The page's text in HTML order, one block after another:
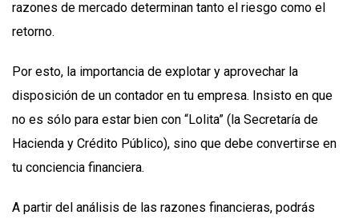
razones de mercado determinan tanto el riesgo como el
retorno.
Por esto, la importancia de explotar y aprovechar la
disposición de un contador en tu empresa. Insisto en que
no es sólo para estar bien con “Lolita” (la Secretaría de
Hacienda y Crédito Público), sino que debe convertirse en
tu conciencia financiera.
A partir del análisis de las razones financieras, podrás